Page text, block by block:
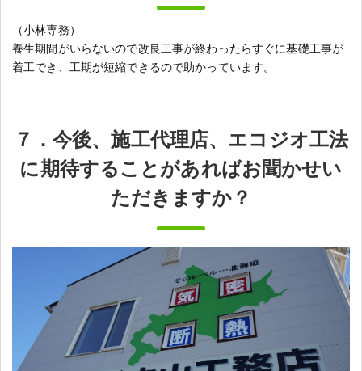
（小林専務）
養生期間がいらないので改良工事が終わったらすぐに基礎工事が
着工でき、工期が短縮できるので助かっています。
７．今後、施工代理店、エコジオ工法
に期待することがあればお聞かせい
ただきますか？